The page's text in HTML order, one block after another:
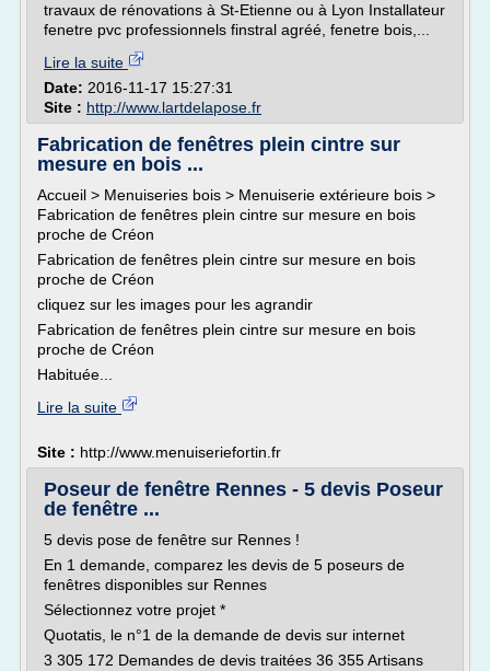
travaux de rénovations à St-Etienne ou à Lyon Installateur
fenetre pvc professionnels finstral agréé, fenetre bois,...
Lire la suite
Date: 2016-11-17 15:27:31
Site : http://www.lartdelapose.fr
Fabrication de fenêtres plein cintre sur
mesure en bois ...
Accueil > Menuiseries bois > Menuiserie extérieure bois >
Fabrication de fenêtres plein cintre sur mesure en bois
proche de Créon
Fabrication de fenêtres plein cintre sur mesure en bois
proche de Créon
cliquez sur les images pour les agrandir
Fabrication de fenêtres plein cintre sur mesure en bois
proche de Créon
Habituée...
Lire la suite
Site : http://www.menuiseriefortin.fr
Poseur de fenêtre Rennes - 5 devis Poseur
de fenêtre ...
5 devis pose de fenêtre sur Rennes !
En 1 demande, comparez les devis de 5 poseurs de
fenêtres disponibles sur Rennes
Sélectionnez votre projet *
Quotatis, le n°1 de la demande de devis sur internet
3 305 172 Demandes de devis traitées 36 355 Artisans